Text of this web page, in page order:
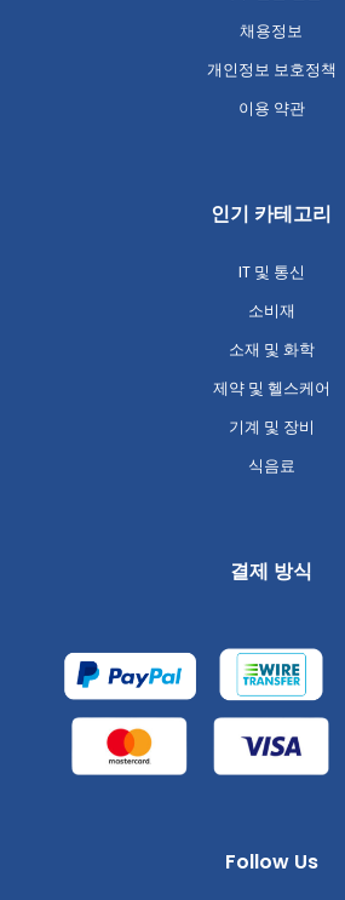
채용정보
개인정보 보호정책
이용 약관
인기 카테고리
IT 및 통신
소비재
소재 및 화학
제약 및 헬스케어
기계 및 장비
식음료
결제 방식
Follow Us